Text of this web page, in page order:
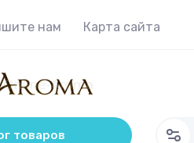
нам Карта сайта
товаров